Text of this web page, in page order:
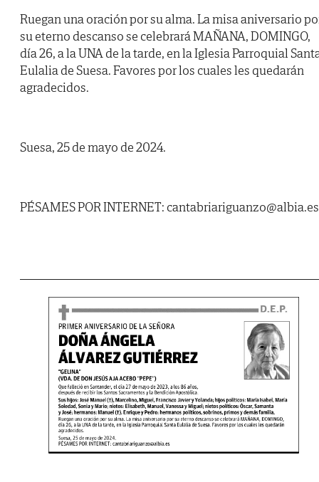
Ruegan una oración por su alma. La misa aniversario
su eterno descanso se celebrará MAÑANA, DOMINGO,
día 26, a la UNA de la tarde, en la Iglesia Parroquial
Eulalia de Suesa. Favores por los cuales les quedarán
agradecidos.
Suesa, 25 de mayo de 2024.
PÉSAMES POR INTERNET: cantabriariguanzo@albia.es